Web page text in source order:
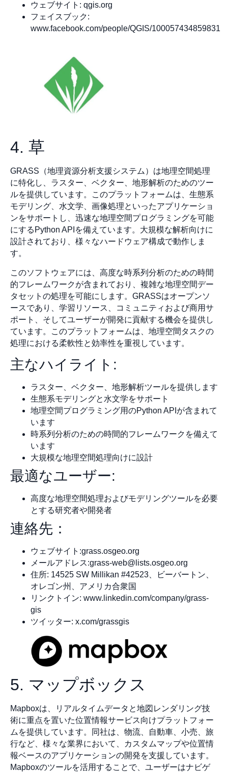
ウェブサイト: qgis.org
フェイスブック:
www.facebook.com/people/QGIS/100057434859831
4. 草
GRASS（地理資源分析支援システム）は地理空間処理
に特化し、ラスター、ベクター、地形解析のためのツー
ルを提供しています。このプラットフォームは、生態系
モデリング、水文学、画像処理といったアプリケーショ
ンをサポートし、迅速な地理空間プログラミングを可能
にするPython APIを備えています。大規模な解析向けに
設計されており、様々なハードウェア構成で動作しま
す。
このソフトウェアには、高度な時系列分析のための時間
的フレームワークが含まれており、複雑な地理空間デー
タセットの処理を可能にします。GRASSはオープンソ
ースであり、学習リソース、コミュニティおよび商用サ
ポート、そしてユーザーが開発に貢献する機会を提供し
ています。このプラットフォームは、地理空間タスクの
処理における柔軟性と効率性を重視しています。
主なハイライト:
ラスター、ベクター、地形解析ツールを提供します
生態系モデリングと水文学をサポート
地理空間プログラミング用のPython APIが含まれて
います
時系列分析のための時間的フレームワークを備えて
います
大規模な地理空間処理向けに設計
最適なユーザー:
高度な地理空間処理およびモデリングツールを必要
とする研究者や開発者
連絡先：
ウェブサイト:grass.osgeo.org
メールアドレス:grass-web@lists.osgeo.org
住所: 14525 SW Millikan #42523、ビーバートン、
オレゴン州、アメリカ合衆国
リンクトイン: www.linkedin.com/company/grass-
gis
ツイッター: x.com/grassgis
5. マップボックス
Mapboxは、リアルタイムデータと地図レンダリング技
術に重点を置いた位置情報サービス向けプラットフォー
ムを提供しています。同社は、物流、自動車、小売、旅
行など、様々な業界において、カスタムマップや位置情
報ベースのアプリケーションの開発を支援しています。
Mapboxのツールを活用することで、ユーザーはナビゲ